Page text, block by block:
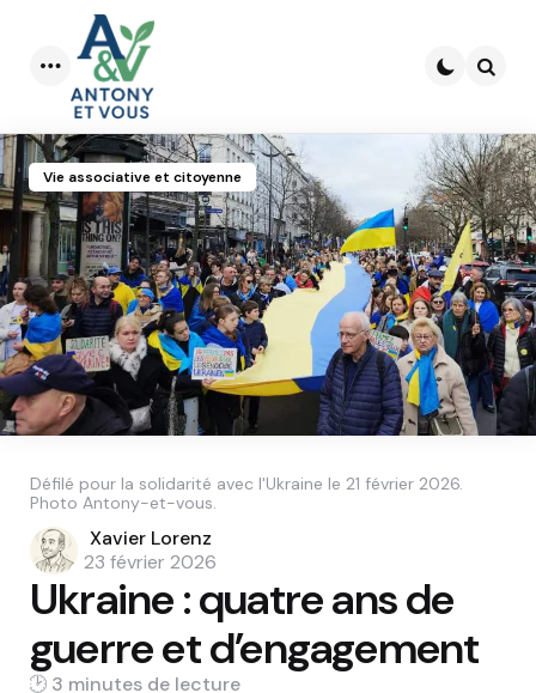
Menu
Vie associative et citoyenne
Défilé pour la solidarité avec l'Ukraine le 21 février 2026.
Photo Antony-et-vous.
Posted
by
Xavier Lorenz
23 février 2026
Ukraine : quatre ans de
guerre et d’engagement
3 min